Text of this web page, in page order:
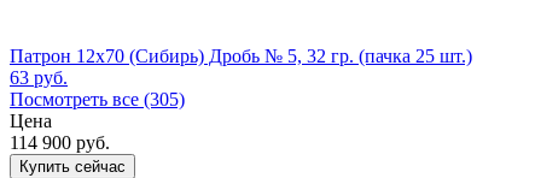
Патрон 12x70 (Сибирь) Дробь № 5, 32 гр. (пачка 25 шт.)
63 руб.
Посмотреть все (305)
Цена
114 900 руб.
Купить сейчас